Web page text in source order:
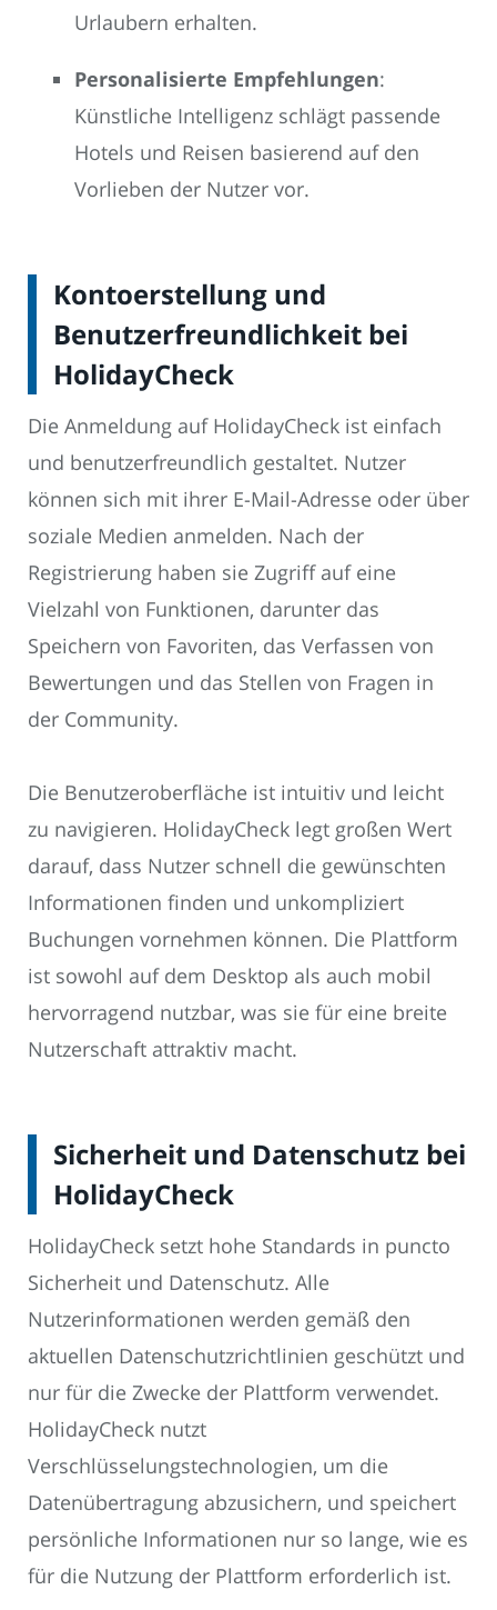
Urlaubern erhalten.
Personalisierte Empfehlungen:
Künstliche Intelligenz schlägt passende
Hotels und Reisen basierend auf den
Vorlieben der Nutzer vor.
Kontoerstellung und
Benutzerfreundlichkeit bei
HolidayCheck
Die Anmeldung auf HolidayCheck ist einfach
und benutzerfreundlich gestaltet. Nutzer
können sich mit ihrer E-Mail-Adresse oder über
soziale Medien anmelden. Nach der
Registrierung haben sie Zugriff auf eine
Vielzahl von Funktionen, darunter das
Speichern von Favoriten, das Verfassen von
Bewertungen und das Stellen von Fragen in
der Community.
Die Benutzeroberfläche ist intuitiv und leicht
zu navigieren. HolidayCheck legt großen Wert
darauf, dass Nutzer schnell die gewünschten
Informationen finden und unkompliziert
Buchungen vornehmen können. Die Plattform
ist sowohl auf dem Desktop als auch mobil
hervorragend nutzbar, was sie für eine breite
Nutzerschaft attraktiv macht.
Sicherheit und Datenschutz bei
HolidayCheck
HolidayCheck setzt hohe Standards in puncto
Sicherheit und Datenschutz. Alle
Nutzerinformationen werden gemäß den
aktuellen Datenschutzrichtlinien geschützt und
nur für die Zwecke der Plattform verwendet.
HolidayCheck nutzt
Verschlüsselungstechnologien, um die
Datenübertragung abzusichern, und speichert
persönliche Informationen nur so lange, wie es
für die Nutzung der Plattform erforderlich ist.